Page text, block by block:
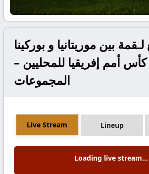
بين موريتانيا و بوركينا
أمم إفريقيا للمحليين –
المجموعات
Live Stream Lineup
Loading live stream...